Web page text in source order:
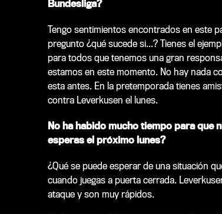
Bundesliga?
Tengo sentimientos encontrados en este
pregunto ¿qué sucede si...? Tienes el
para todos que tenemos una gran
estamos en este momento. No hay nada
esta antes. En la pretemporada tienes
contra Leverkusen el lunes.
No ha habido mucho tiempo para
esperas el próximo lunes?
¿Qué se puede esperar de una situación
cuando juegas a puerta cerrada.
ataque y son muy rápidos.